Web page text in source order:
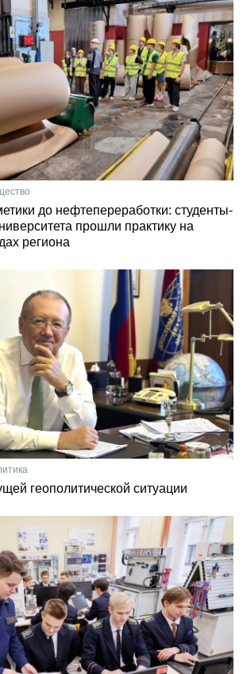
до нефтепереработки: студенты-
прошли практику на
региона
геополитической ситуации